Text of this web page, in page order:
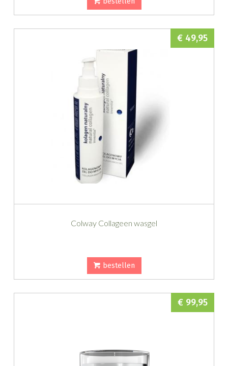
Colway Collageen wasgel
€ 49,95
bestellen
€ 99,95